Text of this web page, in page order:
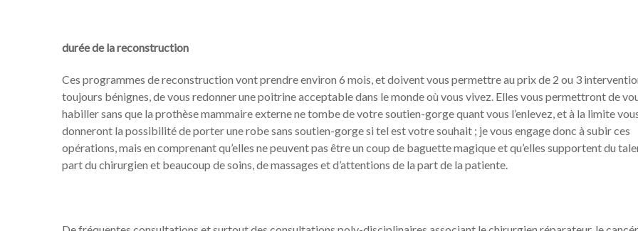
durée de la reconstruction
Ces programmes de reconstruction vont prendre environ 6 mois, et doivent vous permettre au prix de 2 ou 3
toujours bénignes, de vous redonner une poitrine acceptable dans le monde où vous vivez. Elles vous permettront de
habiller sans que la prothèse mammaire externe ne tombe de votre soutien-gorge quant vous l’enlevez, et à la limite
donneront la possibilité de porter une robe sans soutien-gorge si tel est votre souhait ; je vous engage donc à subir ces
opérations, mais en comprenant qu’elles ne peuvent pas être un coup de baguette magique et qu’elles supportent du
part du chirurgien et beaucoup de soins, de massages et d’attentions de la part de la patiente.